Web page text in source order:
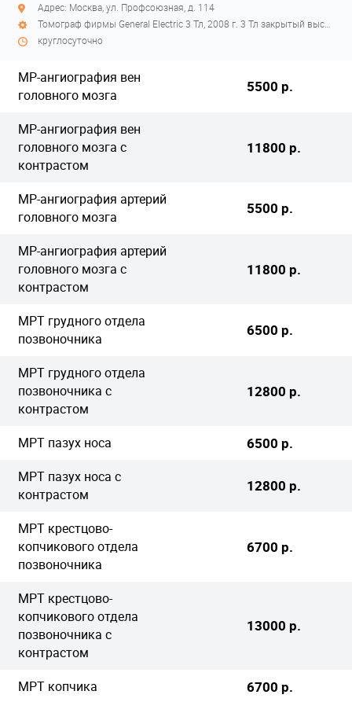
Адрес: Москва, ул. Профсоюзная, д. 114
круглосуточно
МР-ангиография вен
головного мозга
5500 р.
МР-ангиография вен
головного мозга с
контрастом
11800 р.
МР-ангиография артерий
головного мозга
5500 р.
МР-ангиография артерий
головного мозга с
контрастом
11800 р.
МРТ грудного отдела
позвоночника
6500 р.
МРТ грудного отдела
позвоночника с
контрастом
12800 р.
МРТ пазух носа 6500 р.
МРТ пазух носа с
контрастом
12800 р.
МРТ крестцово-
копчикового отдела
позвоночника
6700 р.
МРТ крестцово-
копчикового отдела
позвоночника с
контрастом
13000 р.
МРТ копчика 6700 р.